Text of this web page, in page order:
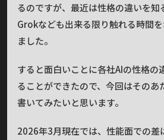
るのですが、最近は性格の違いを
Grokなども出来る限り触れる時間
ました。
すると面白いことに各社AIの性格の
ることができたので、今回はそのあ
書いてみたいと思います。
2026年3月現在では、性能面での差